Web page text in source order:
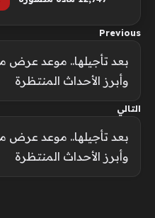
Previous
وأبرز الأحداث المنتظرة
التالي
وأبرز الأحداث المنتظرة